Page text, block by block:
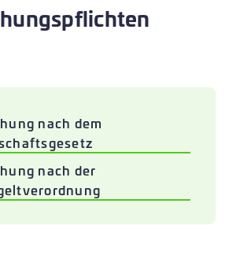
nach dem
nach der